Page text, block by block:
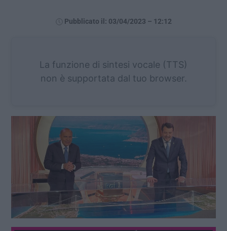
Pubblicato il: 03/04/2023 – 12:12
La funzione di sintesi vocale (TTS)
non è supportata dal tuo browser.